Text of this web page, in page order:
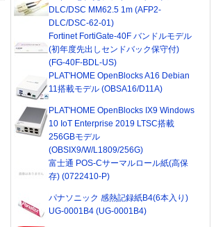
DLC/DSC MM62.5 1m (AFP2-
DLC/DSC-62-01)
Fortinet FortiGate-40F バンドルモデル
(初年度先出しセンドバック保守付)
(FG-40F-BDL-US)
PLAT'HOME OpenBlocks A16 Debian
11搭載モデル (OBSA16/D11A)
PLAT'HOME OpenBlocks IX9 Windows
10 IoT Enterprise 2019 LTSC搭載
256GBモデル
(OBSIX9/W/L1809/256G)
富士通 POS-Cサーマルロール紙(高保
存) (0722410-P)
パナソニック 感熱記録紙B4(6本入り)
UG-0001B4 (UG-0001B4)